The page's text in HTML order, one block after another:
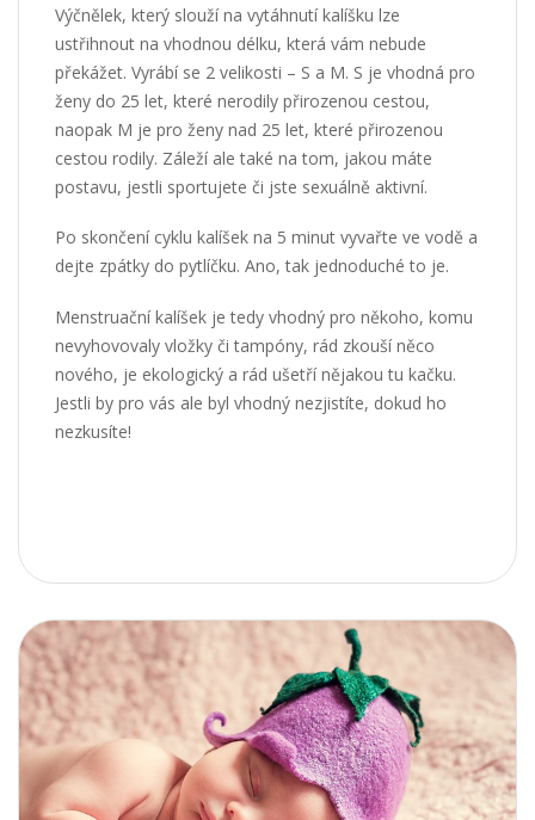
Výčnělek, který slouží na vytáhnutí kalíšku lze
ustřihnout na vhodnou délku, která vám nebude
překážet. Vyrábí se 2 velikosti – S a M. S je vhodná pro
ženy do 25 let, které nerodily přirozenou cestou,
naopak M je pro ženy nad 25 let, které přirozenou
cestou rodily. Záleží ale také na tom, jakou máte
postavu, jestli sportujete či jste sexuálně aktivní.
Po skončení cyklu kalíšek na 5 minut vyvařte ve vodě a
dejte zpátky do pytlíčku. Ano, tak jednoduché to je.
Menstruační kalíšek je tedy vhodný pro někoho, komu
nevyhovovaly vložky či tampóny, rád zkouší něco
nového, je ekologický a rád ušetří nějakou tu kačku.
Jestli by pro vás ale byl vhodný nezjistíte, dokud ho
nezkusíte!